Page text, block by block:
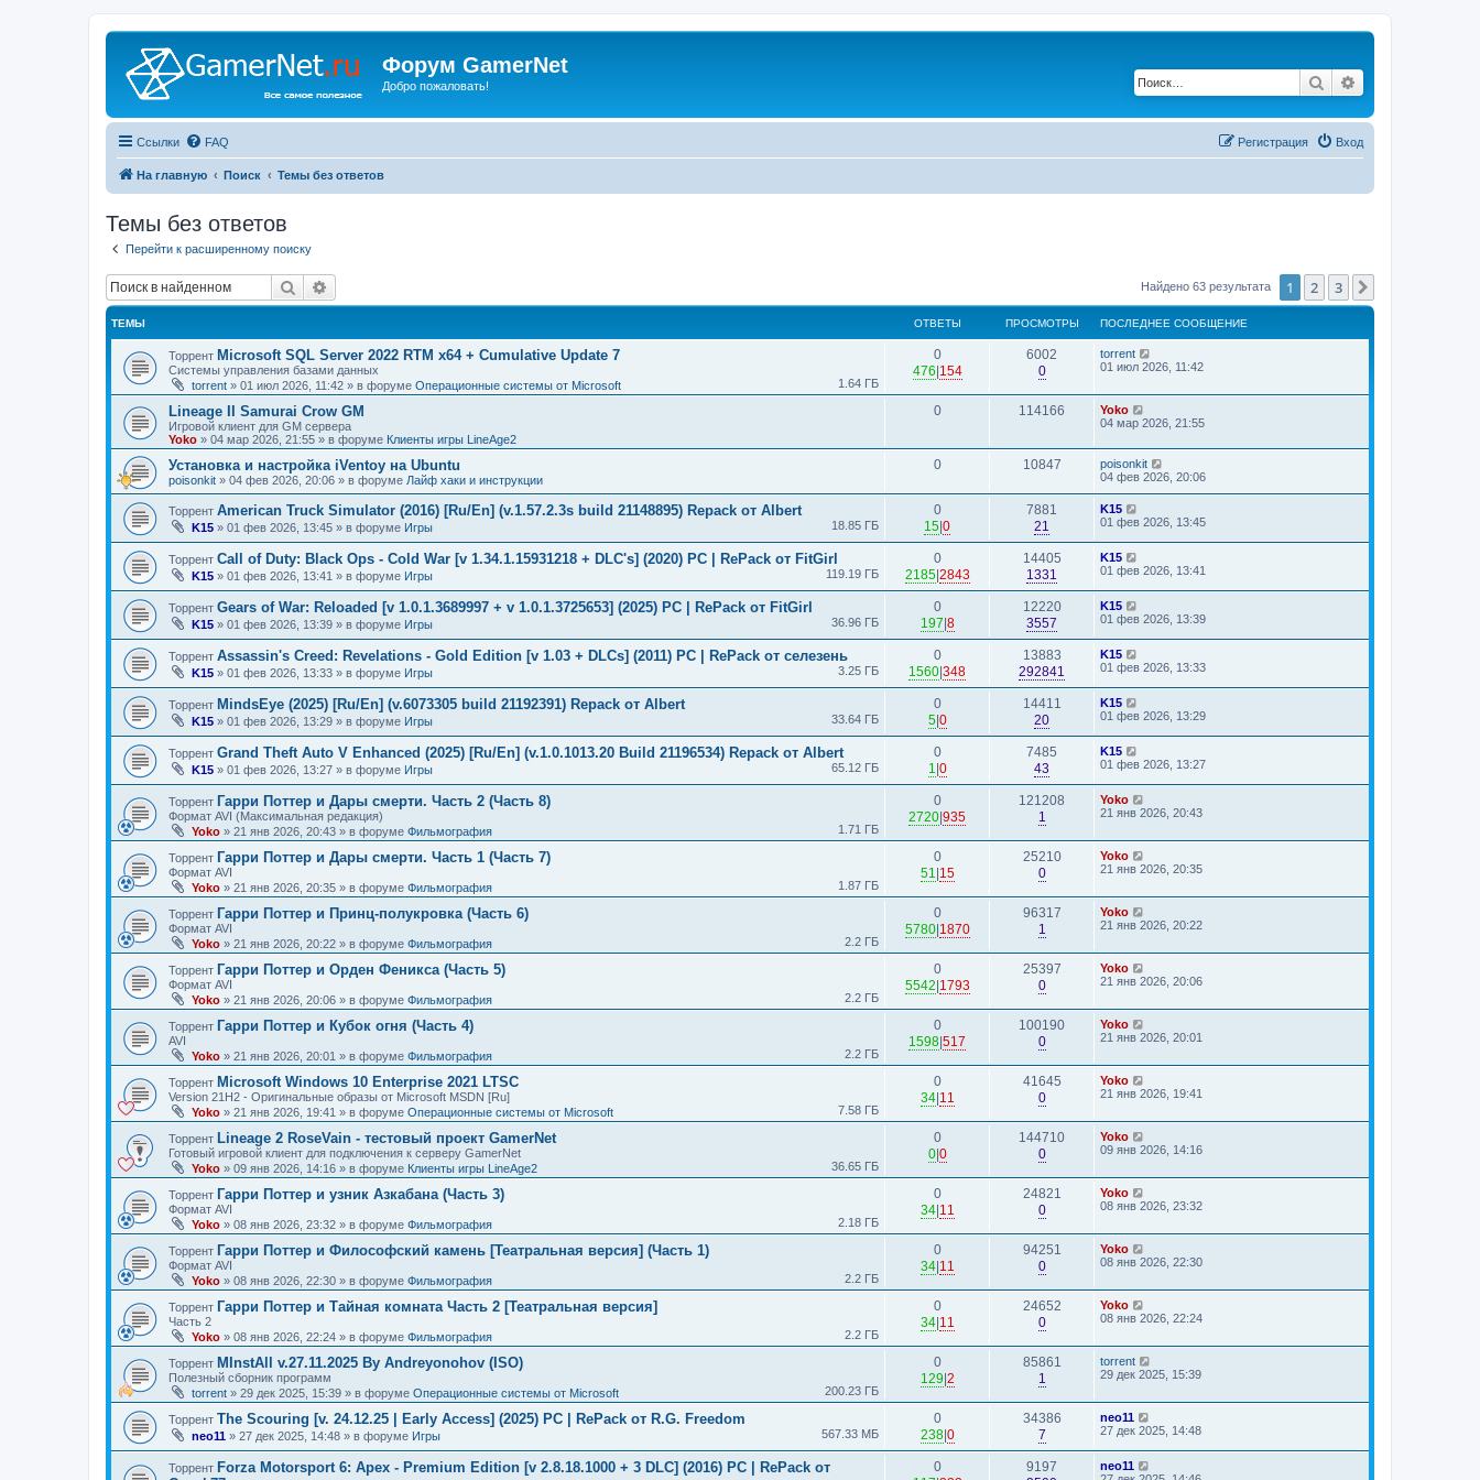
Форум GamerNet
Добро пожаловать! Поиск
Ссылки FAQ Вход
Регистрация
На главную Поиск Темы без ответов
Темы без ответов
Перейти к расширенному поиску
Поиск Найдено 63 результата 1 2 3
ТЕМЫ ОТВЕТЫ ПРОСМОТРЫ ПОСЛЕДНЕЕ СООБЩЕНИЕ
Торрент Microsoft SQL Server 2022 RTM x64 + Cumulative Update 7
Системы управления базами данных
torrent » 01 июл 2026, 11:42 » в форуме Операционные системы от Microsoft 1.64 ГБ
0
476 154
6002
0
torrent
01 июл 2026, 11:42
Lineage II Samurai Crow GM
Игровой клиент для GM сервера
Yoko » 04 мар 2026, 21:55 » в форуме Клиенты игры LineAge2
0 114166
Yoko
04 мар 2026, 21:55
Установка и настройка iVentoy на Ubuntu
poisonkit » 04 фев 2026, 20:06 » в форуме Лайф хаки и инструкции
0 10847
poisonkit
04 фев 2026, 20:06
Торрент American Truck Simulator (2016) [Ru/En] (v.1.57.2.3s build 21148895) Repack от Albert
K15 » 01 фев 2026, 13:45 » в форуме Игры 18.85 ГБ
0
15 0
7881
21
K15
01 фев 2026, 13:45
Торрент Call of Duty: Black Ops - Cold War [v 1.34.1.15931218 + DLC's] (2020) PC | RePack от FitGirl
K15 » 01 фев 2026, 13:41 » в форуме Игры 119.19 ГБ
0
2185| 2843
14405
1331
K15
01 фев 2026, 13:41
Торрент Gears of War: Reloaded [v 1.0.1.3689997 + v 1.0.1.3725653] (2025) PC | RePack от FitGirl
K15 » 01 фев 2026, 13:39 » в форуме Игры 36.96 ГБ
0
197 8
12220
3557
K15
01 фев 2026, 13:39
Торрент Assassin's Creed: Revelations - Gold Edition [v 1.03 + DLCs] (2011) PC | RePack от селезень
K15 » 01 фев 2026, 13:33 » в форуме Игры 3.25 ГБ
0
1560 348
13883
292841
K15
01 фев 2026, 13:33
Торрент MindsEye (2025) [Ru/En] (v.6073305 build 21192391) Repack от Albert
K15 » 01 фев 2026, 13:29 » в форуме Игры 33.64 ГБ
0
5| 0
14411
20
K15
01 фев 2026, 13:29
Торрент Grand Theft Auto V Enhanced (2025) [Ru/En] (v.1.0.1013.20 Build 21196534) Repack от Albert
K15 » 01 фев 2026, 13:27 » в форуме Игры 65.12 ГБ
0
1 0
7485
43
K15
01 фев 2026, 13:27
Торрент Гарри Поттер и Дары смерти. Часть 2 (Часть 8)
Формат AVI (Максимальная редакция)
Yoko » 21 янв 2026, 20:43 » в форуме Фильмография 1.71 ГБ
0
2720 935
121208
1
Yoko
21 янв 2026, 20:43
Торрент Гарри Поттер и Дары смерти. Часть 1 (Часть 7)
Формат AVI
Yoko » 21 янв 2026, 20:35 » в форуме Фильмография 1.87 ГБ
0
51 15
25210
0
Yoko
21 янв 2026, 20:35
Торрент Гарри Поттер и Принц-полукровка (Часть 6)
Формат AVI
Yoko » 21 янв 2026, 20:22 » в форуме Фильмография 2.2 ГБ
0
5780| 1870
96317
1
Yoko
21 янв 2026, 20:22
Торрент Гарри Поттер и Орден Феникса (Часть 5)
Формат AVI
Yoko » 21 янв 2026, 20:06 » в форуме Фильмография 2.2 ГБ
0
5542 1793
25397
0
Yoko
21 янв 2026, 20:06
Торрент Гарри Поттер и Кубок огня (Часть 4)
AVI
Yoko » 21 янв 2026, 20:01 » в форуме Фильмография 2.2 ГБ
0
1598 517
100190
0
Yoko
21 янв 2026, 20:01
Торрент Microsoft Windows 10 Enterprise 2021 LTSC
Version 21H2 - Оригинальные образы от Microsoft MSDN [Ru]
Yoko » 21 янв 2026, 19:41 » в форуме Операционные системы от Microsoft 7.58 ГБ
0
34| 11
41645
0
Yoko
21 янв 2026, 19:41
Торрент Lineage 2 RoseVain - тестовый проект GamerNet
Готовый игровой клиент для подключения к серверу GamerNet
Yoko » 09 янв 2026, 14:16 » в форуме Клиенты игры LineAge2 36.65 ГБ
0
0| 0
144710
0
Yoko
09 янв 2026, 14:16
Торрент Гарри Поттер и узник Азкабана (Часть 3)
Формат AVI
Yoko » 08 янв 2026, 23:32 » в форуме Фильмография 2.18 ГБ
0
34| 11
24821
0
Yoko
08 янв 2026, 23:32
Торрент Гарри Поттер и Философский камень [Театральная версия] (Часть 1)
Формат AVI
Yoko » 08 янв 2026, 22:30 » в форуме Фильмография 2.2 ГБ
0
34| 11
94251
0
Yoko
08 янв 2026, 22:30
Торрент Гарри Поттер и Тайная комната Часть 2 [Театральная версия]
Часть 2
Yoko » 08 янв 2026, 22:24 » в форуме Фильмография 2.2 ГБ
0
34| 11
24652
0
Yoko
08 янв 2026, 22:24
Торрент MInstAll v.27.11.2025 By Andreyonohov (ISO)
Полезный сборник программ
torrent » 29 дек 2025, 15:39 » в форуме Операционные системы от Microsoft 200.23 ГБ
0
129 2
85861
1
torrent
29 дек 2025, 15:39
Торрент The Scouring [v. 24.12.25 | Early Access] (2025) PC | RePack от R.G. Freedom
neo11 » 27 дек 2025, 14:48 » в форуме Игры 567.33 МБ
0
238| 0
34386
7
neo11
27 дек 2025, 14:48
Торрент Forza Motorsport 6: Apex - Premium Edition [v 2.8.18.1000 + 3 DLC] (2016) PC | RePack от
0
9197
neo11